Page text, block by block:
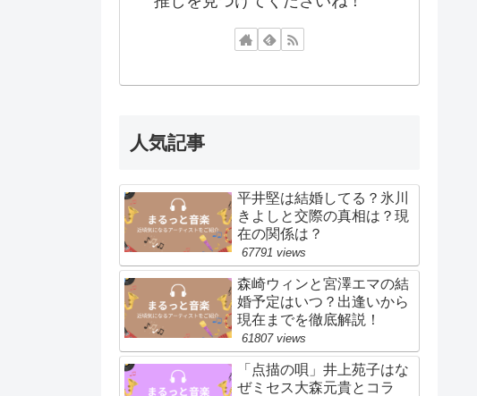
人気記事
平井堅は結婚してる？氷川
きよしと交際の真相は？現
在の関係は？
67791 views
森崎ウィンと宮澤エマの結
婚予定はいつ？出逢いから
現在までを徹底解説！
61807 views
「点描の唄」井上苑子はな
ぜミセス大森元貴とコラ